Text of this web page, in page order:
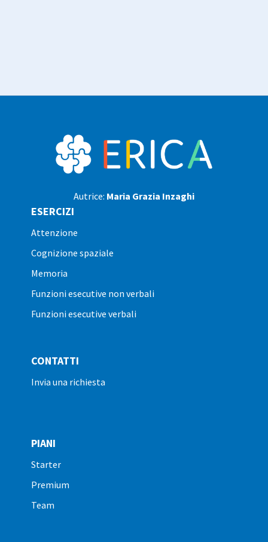
Autrice: Maria Grazia Inzaghi
ESERCIZI
attenzione
cognizione spaziale
memoria
funzioni esecutive non verbali
funzioni esecutive verbali
CONTATTI
invia una richiesta
PIANI
starter
premium
team